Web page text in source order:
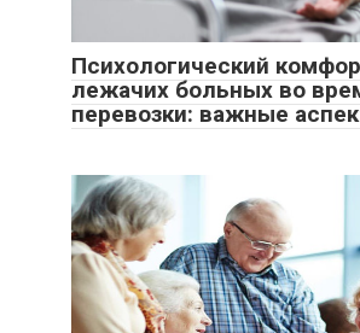
Психологический
лежачих больных во
перевозки: важные